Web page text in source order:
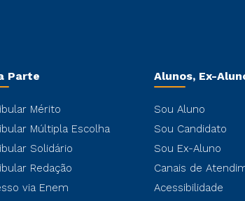
Parte
Mérito
Múltipla Escolha
Solidário
Redação
via Enem
Alunos, Ex-
Sou Aluno
Sou Candidato
Sou Ex-Aluno
Canais de
Acessibilidade